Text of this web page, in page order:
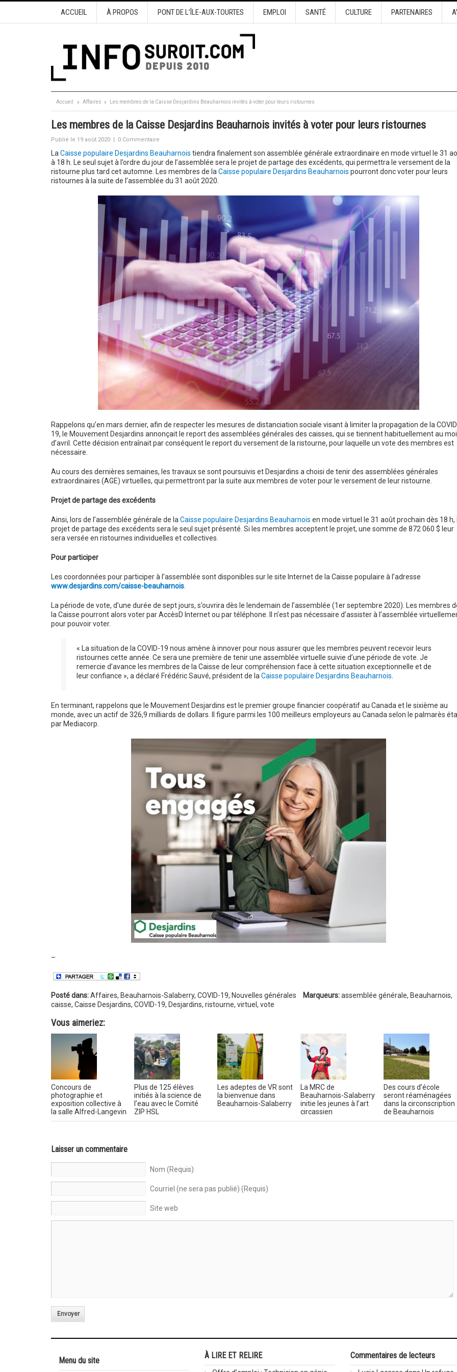
ACCUEIL À PROPOS PONT DE L’ÎLE-AUX-TOURTES EMPLOI SANTÉ CULTURE PARTENAIRES
Accueil Affaires Les membres de la Caisse Desjardins Beauharnois invités à voter pour leurs ristournes
Les membres de la Caisse Desjardins Beauharnois invités à voter pour leurs ristournes
Publié le 19 août 2020 | 0 Commentaire
La Caisse populaire Desjardins Beauharnois tiendra finalement son assemblée générale extraordinaire en mode virtuel le 31
à 18 h. Le seul sujet à l’ordre du jour de l’assemblée sera le projet de partage des excédents, qui permettra le versement de la
ristourne plus tard cet automne. Les membres de la Caisse populaire Desjardins Beauharnois pourront donc voter pour leurs
ristournes à la suite de l’assemblée du 31 août 2020.
Rappelons qu’en mars dernier, afin de respecter les mesures de distanciation sociale visant à limiter la propagation de la
19, le Mouvement Desjardins annonçait le report des assemblées générales des caisses, qui se tiennent habituellement au
d’avril. Cette décision entraînait par conséquent le report du versement de la ristourne, pour laquelle un vote des membres est
nécessaire.
Au cours des dernières semaines, les travaux se sont poursuivis et Desjardins a choisi de tenir des assemblées générales
extraordinaires (AGE) virtuelles, qui permettront par la suite aux membres de voter pour le versement de leur ristourne.
Projet de partage des excédents
Ainsi, lors de l’assemblée générale de la Caisse populaire Desjardins Beauharnois en mode virtuel le 31 août prochain dès 18 h,
projet de partage des excédents sera le seul sujet présenté. Si les membres acceptent le projet, une somme de 872 060 $ leur
sera versée en ristournes individuelles et collectives.
Pour participer
Les coordonnées pour participer à l’assemblée sont disponibles sur le site Internet de la Caisse populaire à l’adresse
www.desjardins.com/caisse-beauharnois.
La période de vote, d’une durée de sept jours, s’ouvrira dès le lendemain de l’assemblée (1er septembre 2020). Les membres
la Caisse pourront alors voter par AccèsD Internet ou par téléphone. Il n’est pas nécessaire d’assister à l’assemblée
pour pouvoir voter.
« La situation de la COVID-19 nous amène à innover pour nous assurer que les membres peuvent recevoir leurs
ristournes cette année. Ce sera une première de tenir une assemblée virtuelle suivie d’une période de vote. Je
remercie d’avance les membres de la Caisse de leur compréhension face à cette situation exceptionnelle et de
leur confiance », a déclaré Frédéric Sauvé, président de la Caisse populaire Desjardins Beauharnois
En terminant, rappelons que le Mouvement Desjardins est le premier groupe financier coopératif au Canada et le sixième au
monde, avec un actif de 326,9 milliards de dollars. Il figure parmi les 100 meilleurs employeurs au Canada selon le palmarès
par Mediacorp.
–
Posté dans:Affaires, Beauharnois-Salaberry, COVID-19, Nouvelles générales Marqueurs: assemblée générale, Beauharnois,
caisse, Caisse Desjardins, COVID-19, Desjardins, ristourne, virtuel , vote
Vous aimeriez:
Concours de
photographie et
exposition collective à
la salle Alfred-Langevin
Plus de 125 élèves
initiés à la science de
l’eau avec le Comité
ZIP HSL
Les adeptes de VR sont
la bienvenue dans
Beauharnois-Salaberry
La MRC de
Beauharnois-Salaberry
initie les jeunes à l’art
circassien
Des cours d’école
seront réaménagées
dans la circonscription
de Beauharnois
Laisser un commentaire
Nom (Requis)
Courriel (ne sera pas publié) (Requis)
Site web
Envoyer
Menu du site
À LIRE ET RELIRE Commentaires de lecteurs